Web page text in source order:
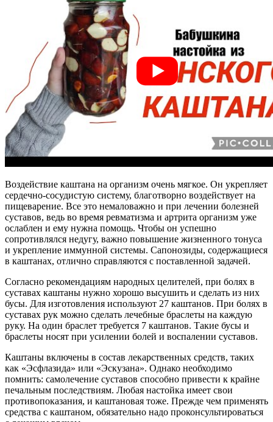
Воздействие каштана на организм очень мягкое. Он укрепляет
сердечно-сосудистую систему, благотворно воздействует на
пищеварение. Все это немаловажно и при лечении болезней
суставов, ведь во время ревматизма и артрита организм уже
ослаблен и ему нужна помощь. Чтобы он успешно
сопротивлялся недугу, важно повышение жизненного тонуса
и укрепление иммунной системы. Сапонозиды, содержащиеся
в каштанах, отлично справляются с поставленной задачей.
Согласно рекомендациям народных целителей, при болях в
суставах каштаны нужно хорошо высушить и сделать из них
бусы. Для изготовления используют 27 каштанов. При болях в
суставах рук можно сделать лечебные браслеты на каждую
руку. На один браслет требуется 7 каштанов. Такие бусы и
браслеты носят при усилении болей и воспалении суставов.
Каштаны включены в состав лекарственных средств, таких
как «Эсфлазида» или «Эскузана». Однако необходимо
помнить: самолечение суставов способно привести к крайне
печальным последствиям. Любая настойка имеет свои
противопоказания, и каштановая тоже. Прежде чем применять
средства с каштаном, обязательно надо проконсультироваться